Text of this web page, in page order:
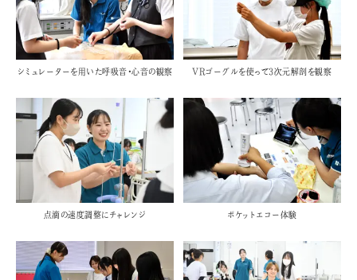
シミュレーターを用いた呼吸音・心音の観察 VRゴーグルを使って3次元解剖を観察
点滴の速度調整にチャレンジ ポケットエコー体験